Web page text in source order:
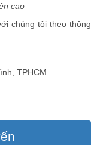
cao
chúng tôi theo thông
TPHCM.